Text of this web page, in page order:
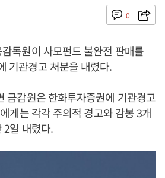
0
독원이 사모펀드 불완전 판매를
기관경고 처분을 내렸다.
금감원은 한화투자증권에 기관경고
게는 각각 주의적 경고와 감봉 3개
2일 내렸다.